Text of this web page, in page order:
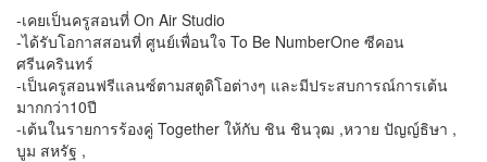
-เคยเป็นครูสอนที่ On Air Studio
-ได้รับโอกาสสอนที่ ศูนย์เพื่อนใจ To Be NumberOne ซีคอน
ศรีนครินทร์
-เป็นครูสอนฟรีแลนซ์ตามสตูดิโอต่างๆ และมีประสบการณ์การเต้น
มากกว่า10ปี
-เต้นในรายการร้องคู่ Together ให้กับ ชิน ชินวุฒ ,หวาย ปัญญ์ธิษา ,
บูม สหรัฐ ,